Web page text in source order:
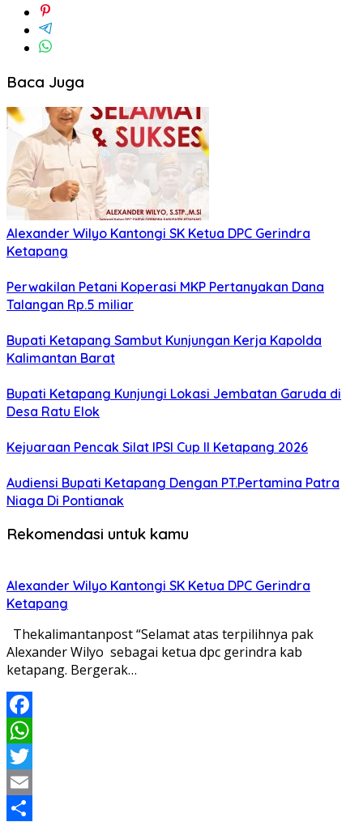
Baca Juga
Alexander Wilyo Kantongi SK Ketua DPC Gerindra
Ketapang
Perwakilan Petani Koperasi MKP Pertanyakan Dana
Talangan Rp.5 miliar
Bupati Ketapang Sambut Kunjungan Kerja Kapolda
Kalimantan Barat
Bupati Ketapang Kunjungi Lokasi Jembatan Garuda di
Desa Ratu Elok
Kejuaraan Pencak Silat IPSI Cup II Ketapang 2026
Audiensi Bupati Ketapang Dengan PT.Pertamina Patra
Niaga Di Pontianak
Rekomendasi untuk kamu
Alexander Wilyo Kantongi SK Ketua DPC Gerindra
Ketapang
Thekalimantanpost “Selamat atas terpilihnya pak
Alexander Wilyo sebagai ketua dpc gerindra kab
ketapang. Bergerak…
Facebook
WhatsApp
Twitter
Email